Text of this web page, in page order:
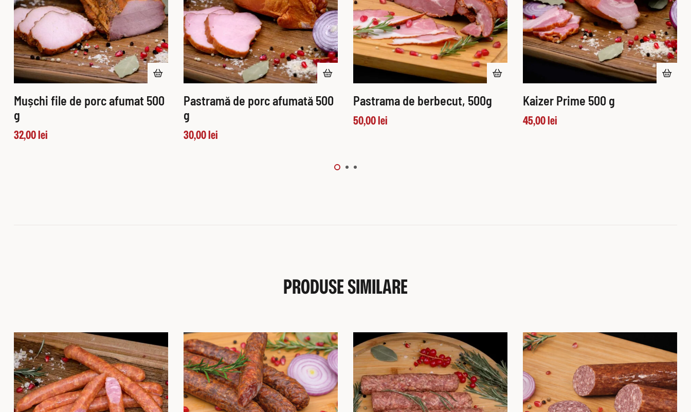
Mușchi file de porc afumat 500
g
32,00lei
Pastramă de porc afumată 500
g
30,00lei
Pastrama de berbecut, 500g
50,00lei
Kaizer Prime 500 g
45,00lei
PRODUSE SIMILARE